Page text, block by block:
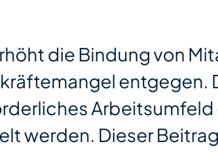
die Bindung von
entgegen.
werden. Dieser